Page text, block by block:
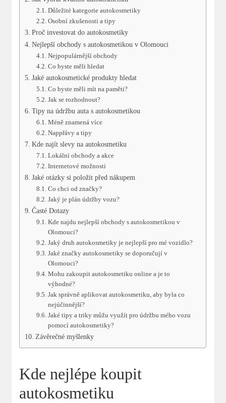
Důležité kategorie autokosmetiky
Osobní zkušenosti a tipy
Proč investovat do autokosmetiky
Nejlepší obchody s autokosmetikou v Olomouci
Nejpopulárnější obchody
Co byste měli hledat
Jaké autokosmetické produkty hledat
Co byste měli mít na paměti?
Jak se rozhodnout?
Tipy na údržbu auta s autokosmetikou
Méně znamená více
Nappřávy a tipy
Kde najít slevy na autokosmetiku
Lokální obchody a akce
Internetové možnosti
Jaké otázky si položit před nákupem
Co chci od značky?
Jaký je plán údržby vozu?
Časté Dotazy
Kde najdu nejlepší obchody s autokosmetikou v
Olomouci?
Jaký druh autokosmetiky je nejlepší pro mé vozidlo?
Jaké značky autokosmetiky se doporučují v
Olomouci?
Mohu zakoupit autokosmetiku online a je to
výhodné?
Jak správně aplikovat autokosmetiku, aby byla co
nejúčinnější?
Jaké tipy a triky můžu využít pro údržbu mého vozu
pomocí autokosmetiky?
Závěrečné myšlenky
Kde nejlépe koupit
autokosmetiku